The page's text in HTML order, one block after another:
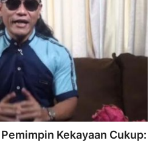
Kekayaan Cukup: